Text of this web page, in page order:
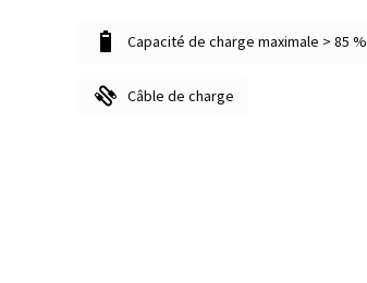
Capacité de charge maximale > 85 %
Câble de charge